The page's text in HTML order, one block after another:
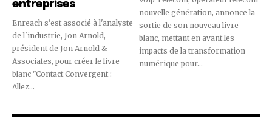
entreprises
Enreach s'est associé à l'analyste
de l'industrie, Jon Arnold,
président de Jon Arnold &
Associates, pour créer le livre
blanc "Contact Convergent :
Allez...
nouvelle génération, annonce la
sortie de son nouveau livre
blanc, mettant en avant les
impacts de la transformation
numérique pour...